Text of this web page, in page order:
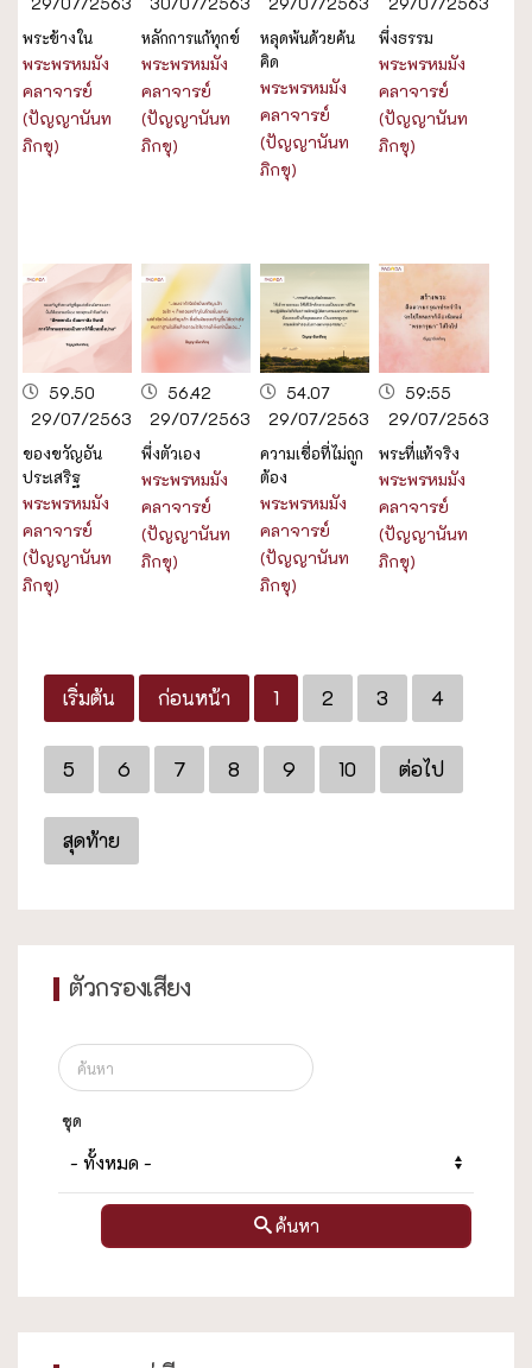
พระข้างใน
พระพรหมมัง
คลาจารย์
(ปัญญานันท
ภิกขุ)
หลักการแก้ทุกข์
พระพรหมมัง
คลาจารย์
(ปัญญานันท
ภิกขุ)
หลุดพ้นด้วยค้น
คิด
พระพรหมมัง
คลาจารย์
(ปัญญานันท
ภิกขุ)
พึ่งธรรม
พระพรหมมัง
คลาจารย์
(ปัญญานันท
ภิกขุ)
59.50
29/07/2563
ของขวัญอัน
ประเสริฐ
พระพรหมมัง
คลาจารย์
(ปัญญานันท
ภิกขุ)
56.42
29/07/2563
พึ่งตัวเอง
พระพรหมมัง
คลาจารย์
(ปัญญานันท
ภิกขุ)
54.07
29/07/2563
ความเชื่อที่ไม่ถูก
ต้อง
พระพรหมมัง
คลาจารย์
(ปัญญานันท
ภิกขุ)
59:55
29/07/2563
พระที่แท้จริง
พระพรหมมัง
คลาจารย์
(ปัญญานันท
ภิกขุ)
เริ่มต้น ก่อนหน้า 1 2 3 4
5 6 7 8 9 10 ต่อไป
สุดท้าย
ตัวกรองเสียง
ชุด
ค้นหา